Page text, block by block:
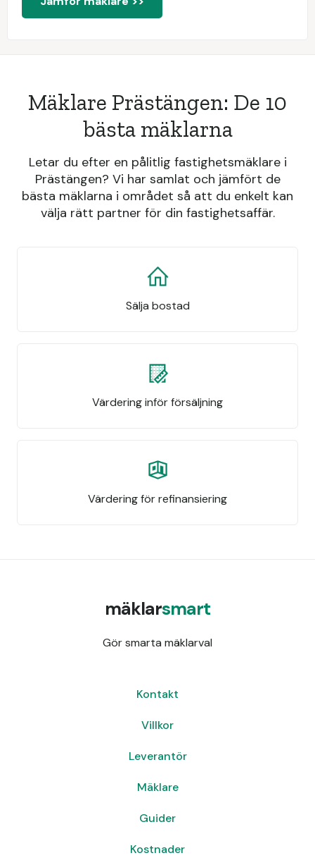
Mäklare Prästängen: De 10
bästa mäklarna
Letar du efter en pålitlig fastighetsmäklare i
Prästängen? Vi har samlat och jämfört de
bästa mäklarna i området så att du enkelt kan
välja rätt partner för din fastighetsaffär.
Sälja bostad
Värdering inför försäljning
Värdering för refinansiering
mäklarsmart
Gör smarta mäklarval
Kontakt
Villkor
Leverantör
Mäklare
Guider
Kostnader